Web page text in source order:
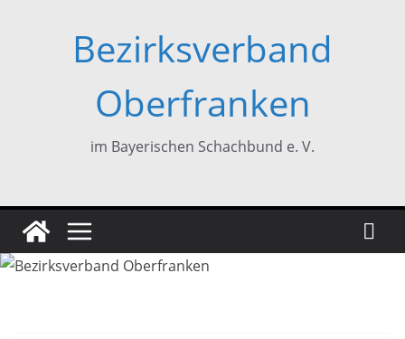
Bezirksverband
Oberfranken
im Bayerischen Schachbund e. V.